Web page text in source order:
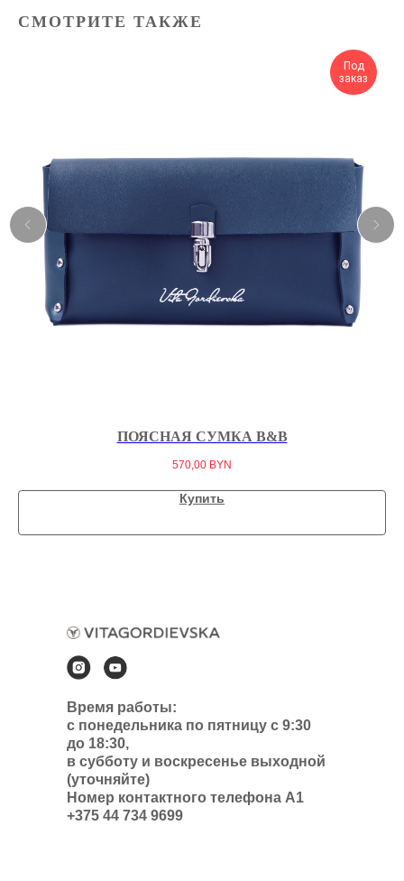
СМОТРИТЕ ТАКЖЕ
Под
заказ
ПОЯСНАЯ СУМКА B&B
570,00 BYN
Купить
Время работы:
с понедельника по пятницу с 9:30
до 18:30,
в субботу и воскресенье выходной
(уточняйте)
Номер контактного телефона А1
+375 44 734 9699